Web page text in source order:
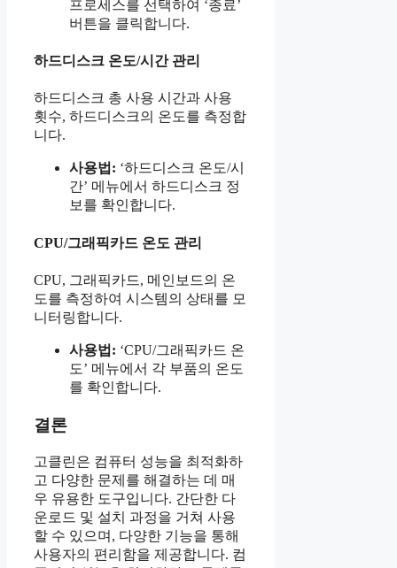
프로세스를 선택하여 ‘종료’
버튼을 클릭합니다.
하드디스크 온도/시간 관리
하드디스크 총 사용 시간과 사용
횟수, 하드디스크의 온도를 측정합
니다.
사용법: ‘하드디스크 온도/시
간’ 메뉴에서 하드디스크 정
보를 확인합니다.
CPU/그래픽카드 온도 관리
CPU, 그래픽카드, 메인보드의 온
도를 측정하여 시스템의 상태를 모
니터링합니다.
사용법: ‘CPU/그래픽카드 온
도’ 메뉴에서 각 부품의 온도
를 확인합니다.
결론
고클린은 컴퓨터 성능을 최적화하
고 다양한 문제를 해결하는 데 매
우 유용한 도구입니다. 간단한 다
운로드 및 설치 과정을 거쳐 사용
할 수 있으며, 다양한 기능을 통해
사용자의 편리함을 제공합니다. 컴